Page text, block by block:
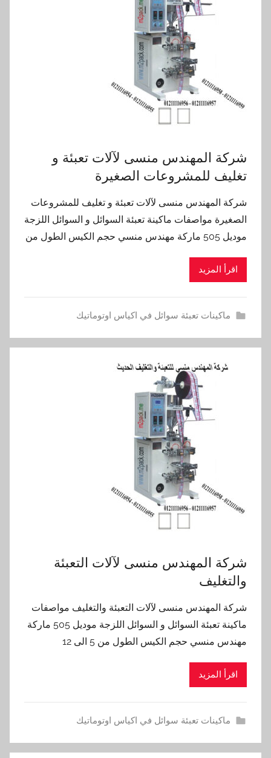
شركة المهندس منسى لآلات تعبئة و
تغليف للمشروعات الصغيرة
شركة المهندس منسى لآلات تعبئة و تغليف للمشروعات
الصغيرة مواصفات ماكينة تعبئة السوائل و السوائل اللزجة
موديل 505 ماركة مهندس منسي حجم الكيس الطول من
اقرأ المزيد
ماكينات تعبئة سوائل في اكياس اوتوماتيك
شركة المهندس منسى لآلات التعبئة
والتغليف
شركة المهندس منسى لآلات التعبئة والتغليف مواصفات
ماكينة تعبئة السوائل و السوائل اللزجة موديل 505 ماركة
مهندس منسي حجم الكيس الطول من 5 الى 12
اقرأ المزيد
ماكينات تعبئة سوائل في اكياس اوتوماتيك